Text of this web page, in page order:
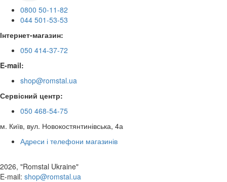
0800 50-11-82
044 501-53-53
Інтернет-магазин:
050 414-37-72
E-mail:
shop@romstal.ua
Сервісний центр:
050 468-54-75
м. Київ, вул. Новокостянтинівська, 4а
Адреси і телефони магазинів
2026, "Romstal Ukraine"
​E-mail: shop@romstal.ua